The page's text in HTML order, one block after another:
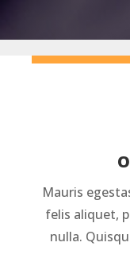
Mauris
felis aliquet,
nulla.